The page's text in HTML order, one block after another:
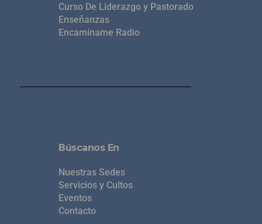
Curso De Liderazgo y Pastorado
Enseñanzas
Encamíname Radio
Búscanos En
Nuestras Sedes
Servicios y Cultos
Eventos
Contacto